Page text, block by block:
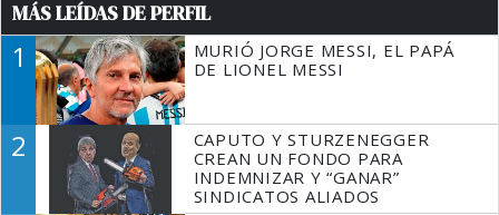
MÁS LEÍDAS DE PERFIL
1
MURIÓ JORGE MESSI, EL PAPÁ
DE LIONEL MESSI
2
CAPUTO Y STURZENEGGER
CREAN UN FONDO PARA
INDEMNIZAR Y “GANAR”
SINDICATOS ALIADOS